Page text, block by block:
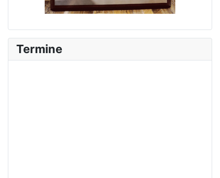
Termine